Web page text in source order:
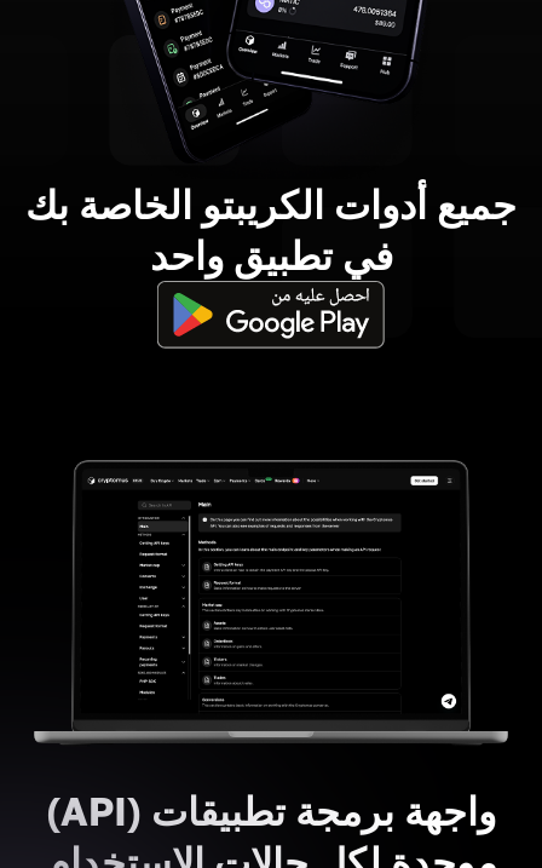
جميع أدوات الكريبتو الخاصة بك
في تطبيق واحد
واجهة برمجة تطبيقات (API)